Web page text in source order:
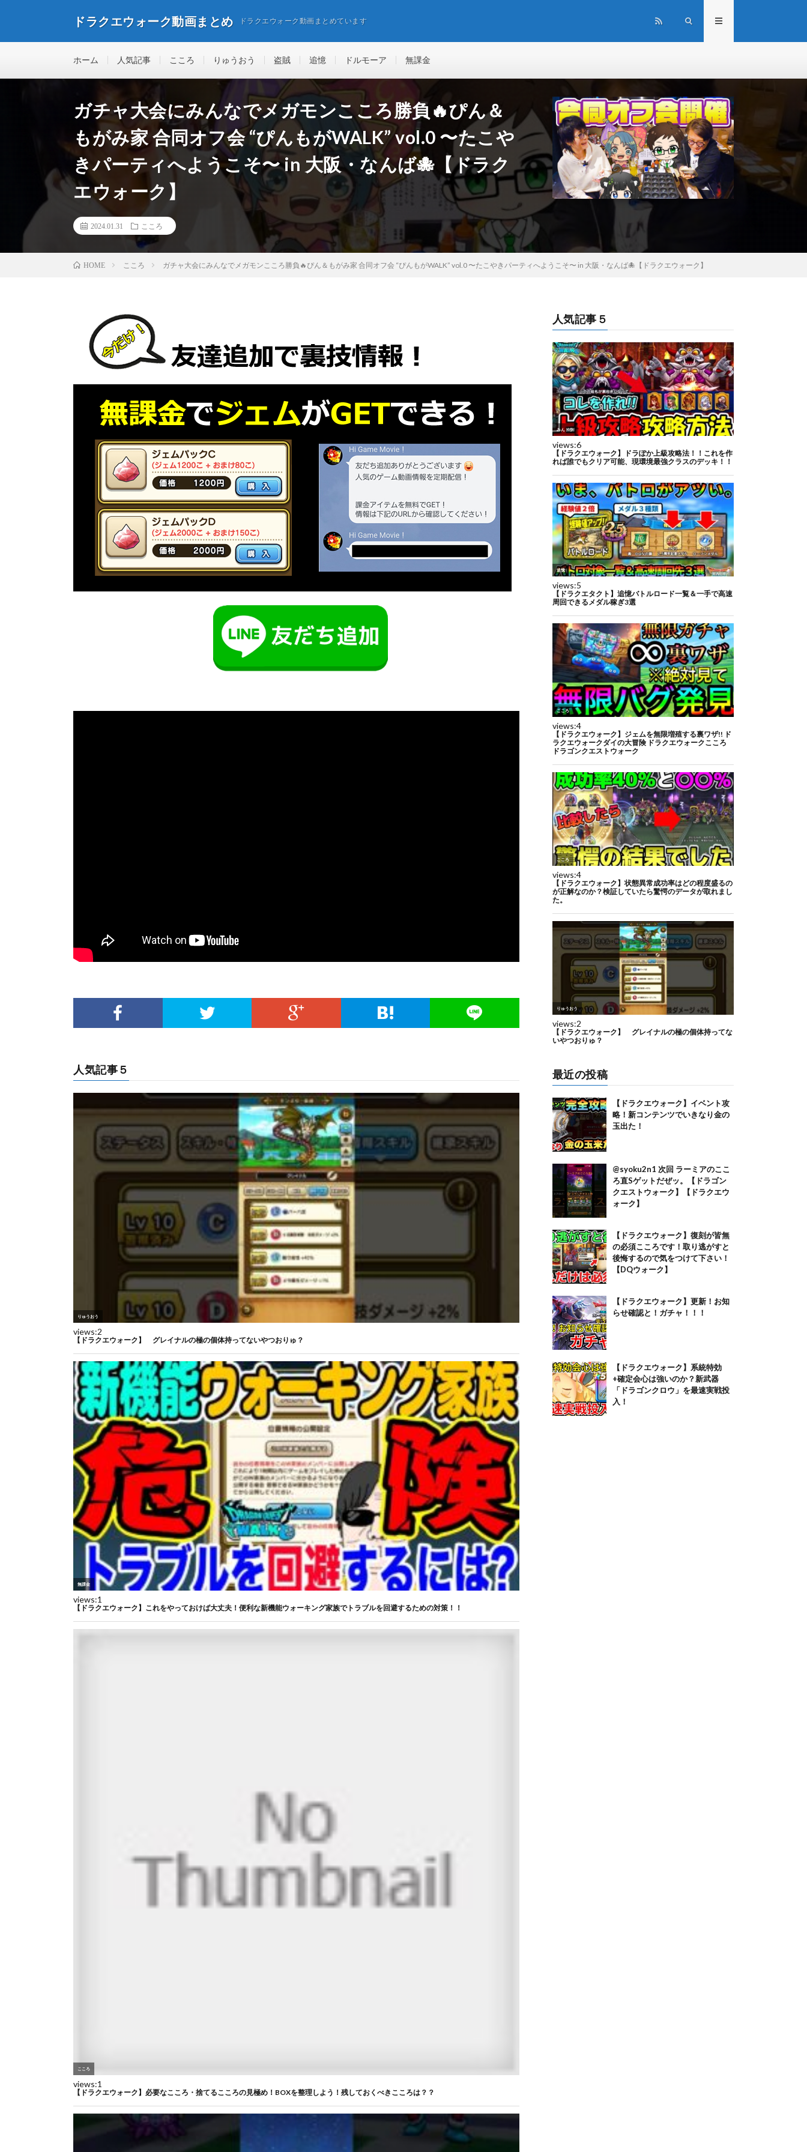
ドラクエウォーク動画まとめ ドラクエウォーク動画まとめています
ホーム 人気記事 こころ りゅうおう 盗賊 追憶 ドルモーア 無課金
ガチャ大会にみんなでメガモンこころ勝負🔥ぴん＆
もがみ家 合同オフ会 “ぴんもがWALK” vol.0 〜たこや
きパーティへようこそ〜 in 大阪・なんば🐙【ドラク
エウォーク】
2024.01.31 こころ
HOME こころ ガチャ大会にみんなでメガモンこころ勝負🔥ぴん＆もがみ家 合同オフ会 “ぴんもがWALK” vol.0 〜たこやきパーティへようこそ〜 in 大阪・なんば🐙【ドラクエウォーク】
人気記事５
人気記事５
最近の投稿
【ドラクエウォーク】イベント攻
略！新コンテンツでいきなり金の
玉出た！
@syoku2n1 次回 ラーミアのここ
ろ直Sゲットだぜッ。【ドラゴン
クエストウォーク】【ドラクエウ
ォーク】
【ドラクエウォーク】復刻が皆無
の必須こころです！取り逃がすと
後悔するので気をつけて下さい！
【DQウォーク】
【ドラクエウォーク】更新！お知
らせ確認と！ガチャ！！！
【ドラクエウォーク】系統特効
+確定会心は強いのか？新武器
「ドラゴンクロウ」を最速実戦投
入！